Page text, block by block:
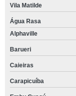
Vila Matilde
Água Rasa
Alphaville
Barueri
Caieiras
Carapicuíba